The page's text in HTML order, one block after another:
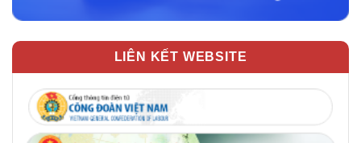
LIÊN KẾT WEBSITE